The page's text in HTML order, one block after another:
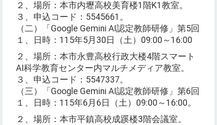
２、場所：本市内壢高校美育楼1階K1教室。
３、申込コード：5545661。
（二）「Google Gemini AI認定教師研修」第5回
１、日時：115年5月30日（土）09:00～16:00
２、場所：本市永豊高校行政大楼4階スマート
AI科学教育センター内マルチメディア教室。
３、申込コード：5547337。
（三）「Google Gemini AI認定教師研修」第6回
１、日時：115年6月6日（土）09:00～16:00。
２、場所：本市平鎮高校成蹊楼3階会議室。